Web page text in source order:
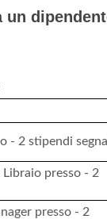
un
- 2 stipendi
presso - 2
presso - 2